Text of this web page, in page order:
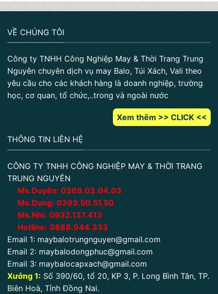
VỀ CHÚNG TÔI
Công ty TNHH Công Nghiệp May & Thời Trang Trung
Nguyên chuyên dịch vụ may Balo, Túi Xách, Vali theo
yêu cầu cho các khách hàng là doanh nghiệp, trường
học, cơ quan, tổ chức,..trong và ngoài nước
Xem thêm >> CLICK <<
THÔNG TIN LIÊN HỆ
CÔNG TY TNHH CÔNG NGHIỆP MAY & THỜI TRANG
TRUNG NGUYÊN
Ms.Duyên: 0369.03.04.03
Ms.Dung: 0393.50.51.50
Ms.Nhi: 0932.137.413
Hotline: 0888.944.333
Email 1: maybalotrungnguyen@gmail.com
Email 2: maybalodongphuc@gmail.com
Email 3: maybalocapxach@gmail.com
Xưởng 1: Số 390/60, tổ 20, KP 3, P. Long Bình Tân, TP.
Biên Hoà, Tỉnh Đồng Nai.